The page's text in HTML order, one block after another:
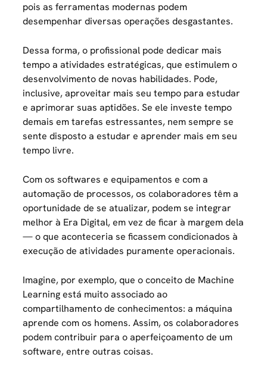
pois as ferramentas modernas podem
desempenhar diversas operações desgastantes.
Dessa forma, o profissional pode dedicar mais
tempo a atividades estratégicas, que estimulem o
desenvolvimento de novas habilidades. Pode,
inclusive, aproveitar mais seu tempo para estudar
e aprimorar suas aptidões. Se ele investe tempo
demais em tarefas estressantes, nem sempre se
sente disposto a estudar e aprender mais em seu
tempo livre.
Com os softwares e equipamentos e com a
automação de processos, os colaboradores têm a
oportunidade de se atualizar, podem se integrar
melhor à Era Digital, em vez de ficar à margem dela
— o que aconteceria se ficassem condicionados à
execução de atividades puramente operacionais.
Imagine, por exemplo, que o conceito de Machine
Learning está muito associado ao
compartilhamento de conhecimentos: a máquina
aprende com os homens. Assim, os colaboradores
podem contribuir para o aperfeiçoamento de um
software, entre outras coisas.